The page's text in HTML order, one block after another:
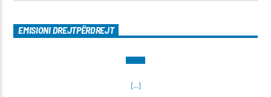
EMISIONI DREJTPËRDREJT
[...]